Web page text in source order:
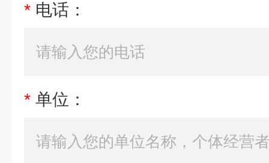
* 电话：
* 单位：